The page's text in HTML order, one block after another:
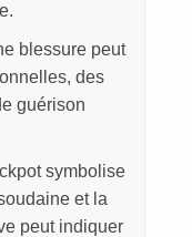
blessure peut
des
guérison
symbolise
et la
peut indiquer